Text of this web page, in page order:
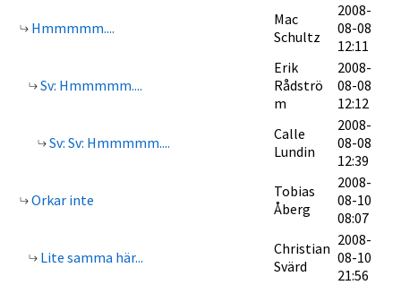
Hmmmmm....
Mac
Schultz
2008-
08-08
12:11
Sv: Hmmmmm....
Erik
Rådströ
m
2008-
08-08
12:12
Sv: Sv: Hmmmmm....
Calle
Lundin
2008-
08-08
12:39
Orkar inte
Tobias
Åberg
2008-
08-10
08:07
Lite samma här...
Christian
Svärd
2008-
08-10
21:56